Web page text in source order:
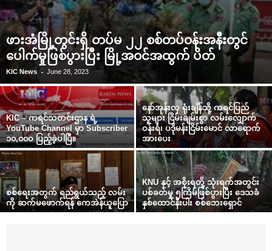
ဖားအံမြို့တွင်းရှိ တပ်မ ၂၂ စစ်တပ်ဝန်းအနီးတွင်
ပေါက်မှုဖြစ်ပွားပြီး မြို့အဝင်အထွက် ပိတ်
KIC News - June 28, 2023
KIC – ကရင်သတင်းဌာန ရဲ့
YouTube Channel မှာ Subscriber
၁၀,၀၀ဝ ပြည့်ခဲ့ပါပြီ။
‌နော်အုန်းလှ ရုံးချိန်သို့ ကရင်ပြည်
သူများ ငြိမ်းချမ်းစွာ လမ်း‌လျှောက်
ဝန်းရံ၊ ပဒိုမန်းငြိမ်း‌မောင် လာ‌ရောက်
အား‌ပေး
စစ်‌ရေးအတွက် ရည်ရွယ်သည့် လမ်း
ကို ဆက်မ‌ဖောက်ရန် ‌ကေအဲန်ယူ‌ပြော
KNU နှင့် အစိုးရတို့ သုံးရက်အတွင်း
ပစ်ခတ်မှု ၅ကြိမ်ဖြစ်ပွားပြီး ‌ဒေသခံ
နှစ်‌ထောင်နီးပါး စစ်‌ဘေး‌ရှောင်